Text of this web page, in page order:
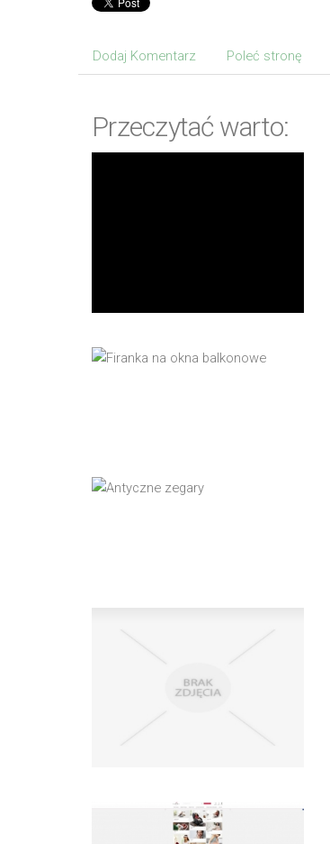
Dodaj Komentarz Poleć stronę
Przeczytać warto: